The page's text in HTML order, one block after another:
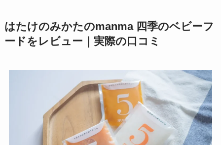
はたけのみかたのmanma 四季のベビーフ
ードをレビュー｜実際の口コミ